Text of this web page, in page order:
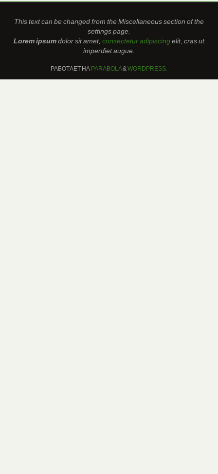
This text can be changed from the Miscellaneous section of the
settings page.
Lorem ipsumdolor sit amet, consectetur adipiscingelit, cras ut
imperdiet augue.
РАБОТАЕТ НА PARABOLA&WORDPRESS.